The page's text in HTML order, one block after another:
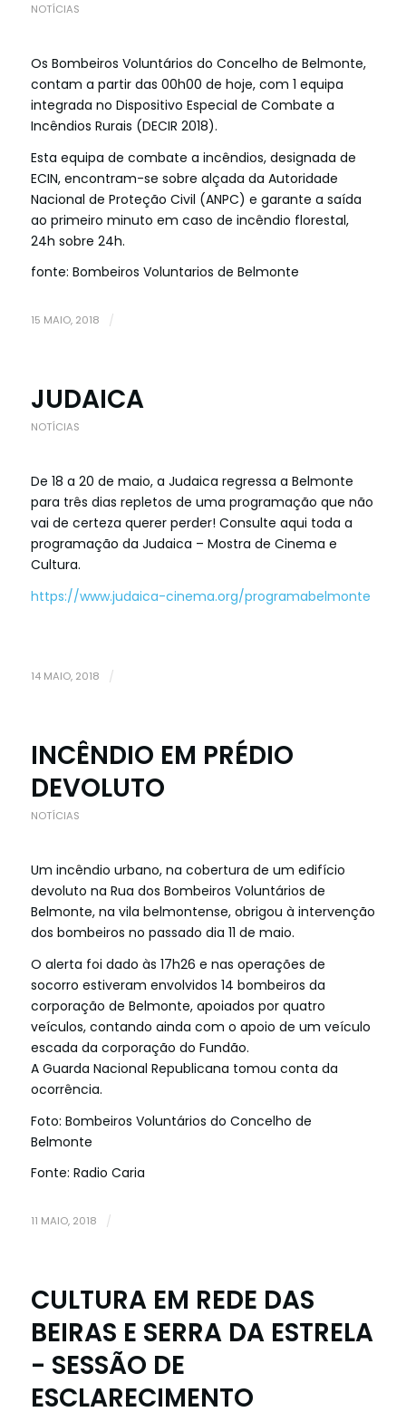
NOTÍCIAS
Os Bombeiros Voluntários do Concelho de Belmonte,
contam a partir das 00h00 de hoje, com 1 equipa
integrada no Dispositivo Especial de Combate a
Incêndios Rurais (DECIR 2018).
Esta equipa de combate a incêndios, designada de
ECIN, encontram-se sobre alçada da Autoridade
Nacional de Proteção Civil (ANPC) e garante a saída
ao primeiro minuto em caso de incêndio florestal,
24h sobre 24h.
fonte: Bombeiros Voluntarios de Belmonte
15 MAIO, 2018 /
JUDAICA
NOTÍCIAS
De 18 a 20 de maio, a Judaica regressa a Belmonte
para três dias repletos de uma programação que não
vai de certeza querer perder! Consulte aqui toda a
programação da Judaica – Mostra de Cinema e
Cultura.
https://www.judaica-cinema.org/programabelmonte
14 MAIO, 2018 /
INCÊNDIO EM PRÉDIO
DEVOLUTO
NOTÍCIAS
Um incêndio urbano, na cobertura de um edifício
devoluto na Rua dos Bombeiros Voluntários de
Belmonte, na vila belmontense, obrigou à intervenção
dos bombeiros no passado dia 11 de maio.
O alerta foi dado às 17h26 e nas operações de
socorro estiveram envolvidos 14 bombeiros da
corporação de Belmonte, apoiados por quatro
veículos, contando ainda com o apoio de um veículo
escada da corporação do Fundão.
A Guarda Nacional Republicana tomou conta da
ocorrência.
Foto: Bombeiros Voluntários do Concelho de
Belmonte
Fonte: Radio Caria
11 MAIO, 2018 /
CULTURA EM REDE DAS
BEIRAS E SERRA DA ESTRELA
- SESSÃO DE
ESCLARECIMENTO